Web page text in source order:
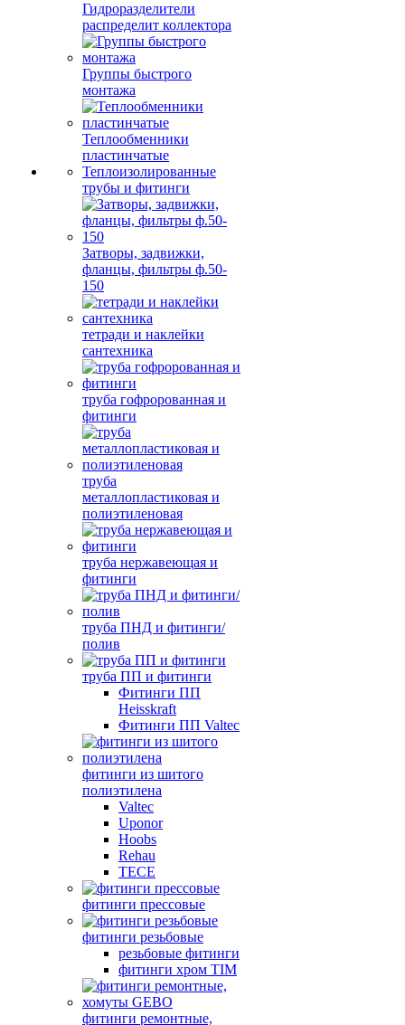
Гидроразделители
распределит коллектора
Группы быстрого
монтажа
Теплообменники
пластинчатые
Теплоизолированные
трубы и фитинги
Затворы, задвижки,
фланцы, фильтры ф.50-
150
тетради и наклейки
сантехника
труба гофророванная и
фитинги
труба
металлопластиковая и
полиэтиленовая
труба нержавеющая и
фитинги
труба ПНД и фитинги/
полив
труба ПП и фитинги
Фитинги ПП
Heisskraft
Фитинги ПП Valtec
фитинги из шитого
полиэтилена
Valtec
Uponor
Hoobs
Rehau
TECE
фитинги прессовые
фитинги резьбовые
резьбовые фитинги
фитинги хром TIM
фитинги ремонтные,